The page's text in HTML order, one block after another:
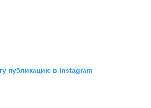
публикацию в Instagram